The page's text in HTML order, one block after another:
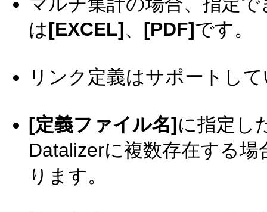
は[EXCEL]、 [PDF]です。
リンク定義はサポートし
[定義ファイル名]に指定し
Datalizerに複数存在する
ります。